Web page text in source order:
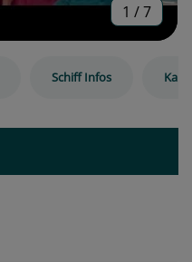
1 /7
Schiff Infos